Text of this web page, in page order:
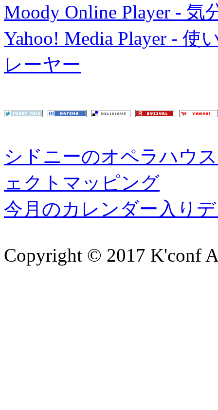
Moody Online Player -
Yahoo! Media Player -
レーヤー
シドニーのオペラハウ
ェクトマッピング
今月のカレンダー入り
Copyright © 2017 K'conf